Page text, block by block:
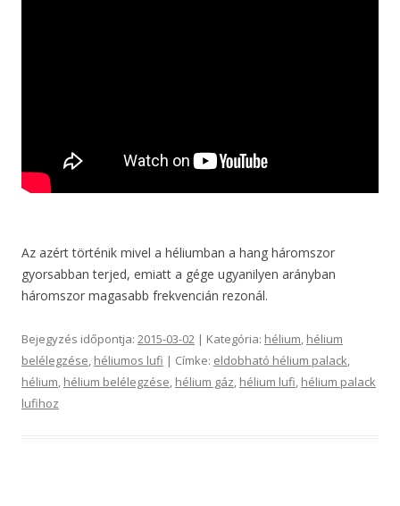
Az azért történik mivel a héliumban a hang háromszor
gyorsabban terjed, emiatt a gége ugyanilyen arányban
háromszor magasabb frekvencián rezonál.
Bejegyzés időpontja: 2015-03-02 | Kategória: hélium, hélium
belélegzése, héliumos lufi | Címke: eldobható hélium palack,
hélium, hélium belélegzése, hélium gáz, hélium lufi, hélium palack
lufihoz